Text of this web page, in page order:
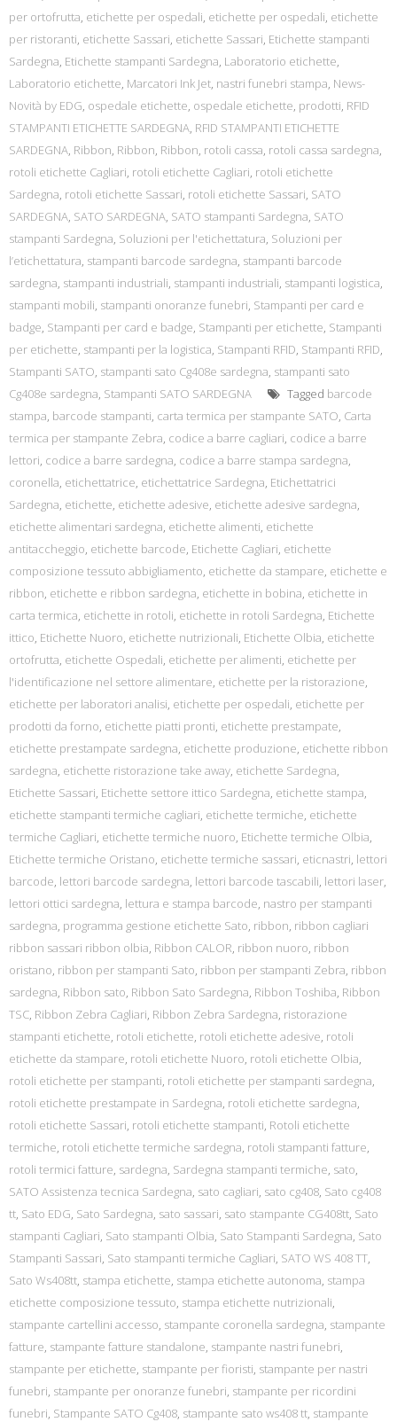
per ortofrutta, etichette per ospedali, etichette per ospedali, etichette
per ristoranti, etichette Sassari, etichette Sassari, Etichette stampanti
Sardegna, Etichette stampanti Sardegna, Laboratorio etichette,
Laboratorio etichette, Marcatori Ink Jet, nastri funebri stampa, News-
Novità by EDG, ospedale etichette, ospedale etichette, prodotti, RFID
STAMPANTI ETICHETTE SARDEGNA, RFID STAMPANTI ETICHETTE
SARDEGNA, Ribbon, Ribbon, Ribbon, rotoli cassa, rotoli cassa sardegna,
rotoli etichette Cagliari, rotoli etichette Cagliari, rotoli etichette
Sardegna, rotoli etichette Sassari, rotoli etichette Sassari, SATO
SARDEGNA, SATO SARDEGNA, SATO stampanti Sardegna, SATO
stampanti Sardegna, Soluzioni per l'etichettatura, Soluzioni per
l’etichettatura, stampanti barcode sardegna, stampanti barcode
sardegna, stampanti industriali, stampanti industriali, stampanti logistica,
stampanti mobili, stampanti onoranze funebri, Stampanti per card e
badge, Stampanti per card e badge, Stampanti per etichette, Stampanti
per etichette, stampanti per la logistica, Stampanti RFID, Stampanti RFID,
Stampanti SATO, stampanti sato Cg408e sardegna, stampanti sato
Cg408e sardegna, Stampanti SATO SARDEGNA Tagged barcode
stampa, barcode stampanti, carta termica per stampante SATO, Carta
termica per stampante Zebra, codice a barre cagliari, codice a barre
lettori, codice a barre sardegna, codice a barre stampa sardegna,
coronella, etichettatrice, etichettatrice Sardegna, Etichettatrici
Sardegna, etichette, etichette adesive, etichette adesive sardegna,
etichette alimentari sardegna, etichette alimenti, etichette
antitaccheggio, etichette barcode, Etichette Cagliari, etichette
composizione tessuto abbigliamento, etichette da stampare, etichette e
ribbon, etichette e ribbon sardegna, etichette in bobina, etichette in
carta termica, etichette in rotoli, etichette in rotoli Sardegna, Etichette
ittico, Etichette Nuoro, etichette nutrizionali, Etichette Olbia, etichette
ortofrutta, etichette Ospedali, etichette per alimenti, etichette per
l'identificazione nel settore alimentare, etichette per la ristorazione,
etichette per laboratori analisi, etichette per ospedali, etichette per
prodotti da forno, etichette piatti pronti, etichette prestampate,
etichette prestampate sardegna, etichette produzione, etichette ribbon
sardegna, etichette ristorazione take away, etichette Sardegna,
Etichette Sassari, Etichette settore ittico Sardegna, etichette stampa,
etichette stampanti termiche cagliari, etichette termiche, etichette
termiche Cagliari, etichette termiche nuoro, Etichette termiche Olbia,
Etichette termiche Oristano, etichette termiche sassari, eticnastri, lettori
barcode, lettori barcode sardegna, lettori barcode tascabili, lettori laser,
lettori ottici sardegna, lettura e stampa barcode, nastro per stampanti
sardegna, programma gestione etichette Sato, ribbon, ribbon cagliari
ribbon sassari ribbon olbia, Ribbon CALOR, ribbon nuoro, ribbon
oristano, ribbon per stampanti Sato, ribbon per stampanti Zebra, ribbon
sardegna, Ribbon sato, Ribbon Sato Sardegna, Ribbon Toshiba, Ribbon
TSC, Ribbon Zebra Cagliari, Ribbon Zebra Sardegna, ristorazione
stampanti etichette, rotoli etichette, rotoli etichette adesive, rotoli
etichette da stampare, rotoli etichette Nuoro, rotoli etichette Olbia,
rotoli etichette per stampanti, rotoli etichette per stampanti sardegna,
rotoli etichette prestampate in Sardegna, rotoli etichette sardegna,
rotoli etichette Sassari, rotoli etichette stampanti, Rotoli etichette
termiche, rotoli etichette termiche sardegna, rotoli stampanti fatture,
rotoli termici fatture, sardegna, Sardegna stampanti termiche, sato,
SATO Assistenza tecnica Sardegna, sato cagliari, sato cg408, Sato cg408
tt, Sato EDG, Sato Sardegna, sato sassari, sato stampante CG408tt, Sato
stampanti Cagliari, Sato stampanti Olbia, Sato Stampanti Sardegna, Sato
Stampanti Sassari, Sato stampanti termiche Cagliari, SATO WS 408 TT,
Sato Ws408tt, stampa etichette, stampa etichette autonoma, stampa
etichette composizione tessuto, stampa etichette nutrizionali,
stampante cartellini accesso, stampante coronella sardegna, stampante
fatture, stampante fatture standalone, stampante nastri funebri,
stampante per etichette, stampante per fioristi, stampante per nastri
funebri, stampante per onoranze funebri, stampante per ricordini
funebri, Stampante SATO Cg408, stampante sato ws408 tt, stampante